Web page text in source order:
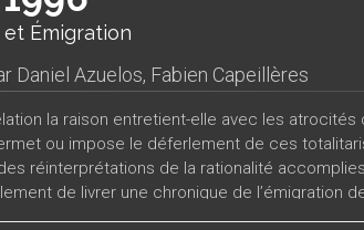
et Émigration
Daniel Azuelos, Fabien Capeillères
la raison entretient-elle avec les
ou impose le déferlement de ces
réinterprétations de la rationalité
de livrer une chronique de l’émigration
conception de la raison s’en est trouvée